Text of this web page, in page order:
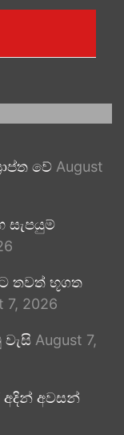
වේ August
තවත් භූගත
7, 2026
වැසි August 7,
අදින් අවසන්